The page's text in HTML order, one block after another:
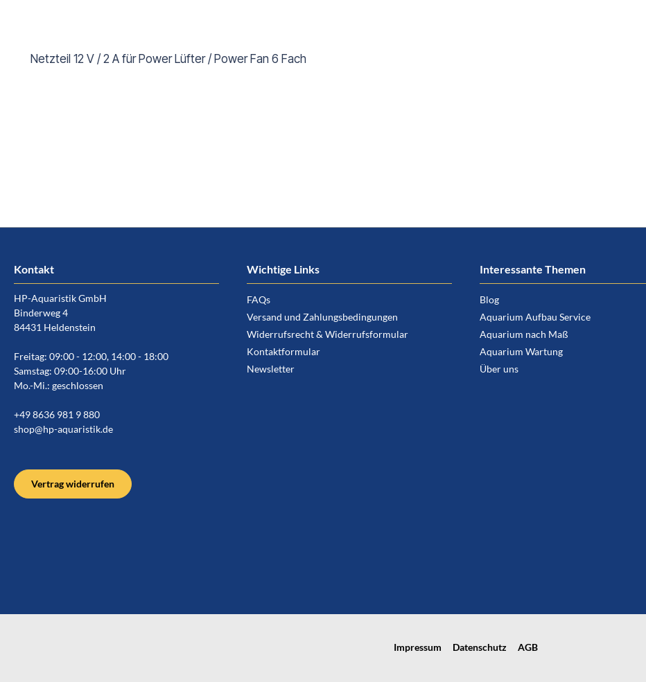
Netzteil 12 V / 2 A für Power Lüfter / Power Fan 6 Fach
Kontakt
HP-Aquaristik GmbH
Binderweg 4
84431 Heldenstein
Freitag: 09:00 - 12:00, 14:00 - 18:00
Samstag: 09:00-16:00 Uhr
Mo.-Mi.: geschlossen
+49 8636 981 9 880
shop@hp-aquaristik.de
Vertrag widerrufen
Wichtige Links
FAQs
Versand und Zahlungsbedingungen
Widerrufsrecht & Widerrufsformular
Kontaktformular
Newsletter
Interessante Themen
Blog
Aquarium Aufbau Service
Aquarium nach Maß
Aquarium Wartung
Über uns
Impressum Datenschutz AGB